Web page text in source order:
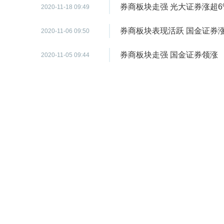
2020-11-18 09:49 券商板块走强 光大证券涨超
2020-11-06 09:50 券商板块表现活跃 国金证券
2020-11-05 09:44 券商板块走强 国金证券领涨